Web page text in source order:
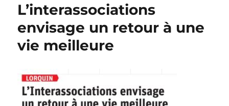
L’interassociations
envisage un retour à une
vie meilleure